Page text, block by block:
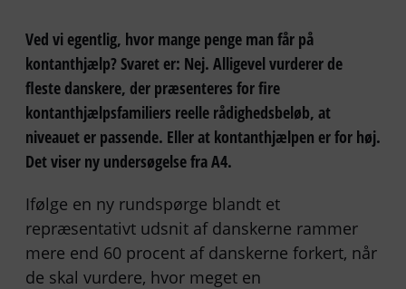
Ved vi egentlig, hvor mange penge man får på
kontanthjælp? Svaret er: Nej. Alligevel vurderer de
fleste danskere, der præsenteres for fire
kontanthjælpsfamiliers reelle rådighedsbeløb, at
niveauet er passende. Eller at kontanthjælpen er for høj.
Det viser ny undersøgelse fra A4.
Ifølge en ny rundspørge blandt et
repræsentativt udsnit af danskerne rammer
mere end 60 procent af danskerne forkert, når
de skal vurdere, hvor meget en